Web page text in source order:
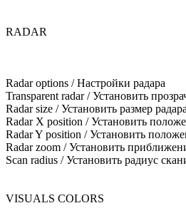
RADAR
Radar options / Настройки радара
Transparent radar / Установить
Radar size / Установить размер радара
Radar X position / Установить
Radar Y position / Установить
Radar zoom / Установить
Scan radius / Установить радиус
VISUALS COLORS